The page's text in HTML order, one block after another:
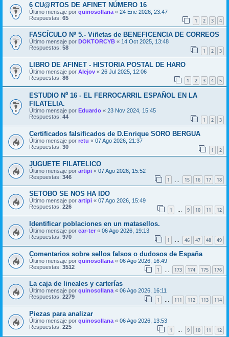
6 CU@RTOS DE AFINET NÚMERO 16
Último mensaje por quinosollana « 24 Ene 2026, 23:47
Respuestas: 65 1 2 3 4
FASCÍCULO Nº 5.- Viñetas de BENEFICENCIA DE CORREOS
Último mensaje por DOKTORCYB « 14 Oct 2025, 13:48
Respuestas: 58 1 2 3
LIBRO DE AFINET - HISTORIA POSTAL DE HARO
Último mensaje por Alejov « 26 Jul 2025, 12:06
Respuestas: 86 1 2 3 4 5
ESTUDIO N⁰ 16 - EL FERROCARRIL ESPAÑOL EN LA
FILATELIA.
Último mensaje por Eduardo « 23 Nov 2024, 15:45
Respuestas: 44 1 2 3
Certificados falsificados de D.Enrique SORO BERGUA
Último mensaje por retu « 07 Ago 2026, 21:37
Respuestas: 30 1 2
JUGUETE FILATELICO
Último mensaje por artipi « 07 Ago 2026, 15:52
Respuestas: 346 1 15 16 17 18
SETOBO SE NOS HA IDO
Último mensaje por artipi « 07 Ago 2026, 15:49
Respuestas: 226 1 … 9 10 11 12
Identificar poblaciones en un matasellos.
Último mensaje por car-ter « 06 Ago 2026, 19:13
Respuestas: 970 1 … 46 47 48 49
Comentarios sobre sellos falsos o dudosos de España
Último mensaje por quinosollana « 06 Ago 2026, 16:49
Respuestas: 3512 1 173 174 175 176
La caja de lineales y carterías
Último mensaje por quinosollana « 06 Ago 2026, 16:11
Respuestas: 2279 1 … 111 112 113 114
Piezas para analizar
Último mensaje por quinosollana « 06 Ago 2026, 13:53
Respuestas: 225 1 … 9 10 11 12